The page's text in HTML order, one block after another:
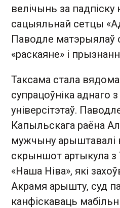
велічынь за
сацыяльнай сетцы
Паводле матэрыялаў
«раскаяне» і
Таксама стала
супрацоўніка аднаго з
універсітэтаў.
Капыльскага раёна
мужчыну арыштавалі
скрыншот артыкула з
«Наша Ніва», які
Акрамя арышту, суд
канфіскаваць